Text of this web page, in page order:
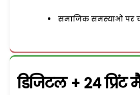
समाजिक समस्याओं पर
डिजिटल + 24 प्रिंट